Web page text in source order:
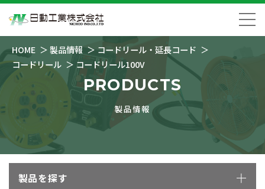
HOME 製品情報
コードリール・延長コード
コードリール
コードリール100V
PRODUCTS
製品情報
製品を探す